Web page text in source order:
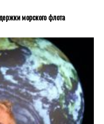
морского флота